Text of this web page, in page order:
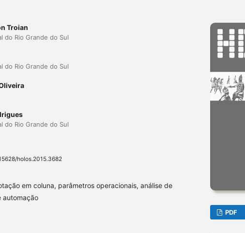
Troian
do Rio Grande do Sul
do Rio Grande do Sul
do Rio Grande do Sul
holos.2015.3682
em coluna, parâmetros operacionais, análise de
automação
PDF